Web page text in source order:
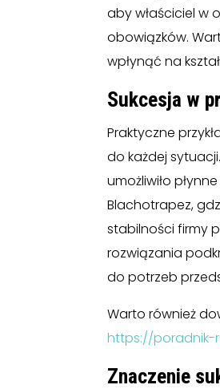
aby właściciel w
obowiązków.
wpłynąć na
Sukcesja w
Praktyczne
do każdej
umożliwiło
Blachotrapez,
stabilności firmy
rozwiązania
do potrzeb
Warto również
https://poradnik-
Znaczenie